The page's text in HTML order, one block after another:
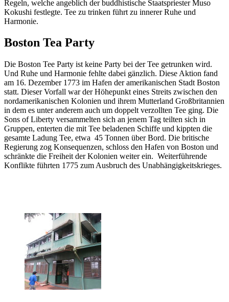
Regeln, welche angeblich der buddhistische Staatspriester Muso
Kokushi festlegte. Tee zu trinken führt zu innerer Ruhe und
Harmonie.
Boston Tea Party
Die Boston Tee Party ist keine Party bei der Tee getrunken wird.
Und Ruhe und Harmonie fehlte dabei gänzlich. Diese Aktion fand
am 16. Dezember 1773 im Hafen der amerikanischen Stadt Boston
statt. Dieser Vorfall war der Höhepunkt eines Streits zwischen den
nordamerikanischen Kolonien und ihrem Mutterland Großbritannien
in dem es unter anderem auch um doppelt verzollten Tee ging. Die
Sons of Liberty versammelten sich an jenem Tag teilten sich in
Gruppen, enterten die mit Tee beladenen Schiffe und kippten die
gesamte Ladung Tee, etwa 45 Tonnen über Bord. Die britische
Regierung zog Konsequenzen, schloss den Hafen von Boston und
schränkte die Freiheit der Kolonien weiter ein. Weiterführende
Konflikte führten 1775 zum Ausbruch des Unabhängigkeitskrieges.